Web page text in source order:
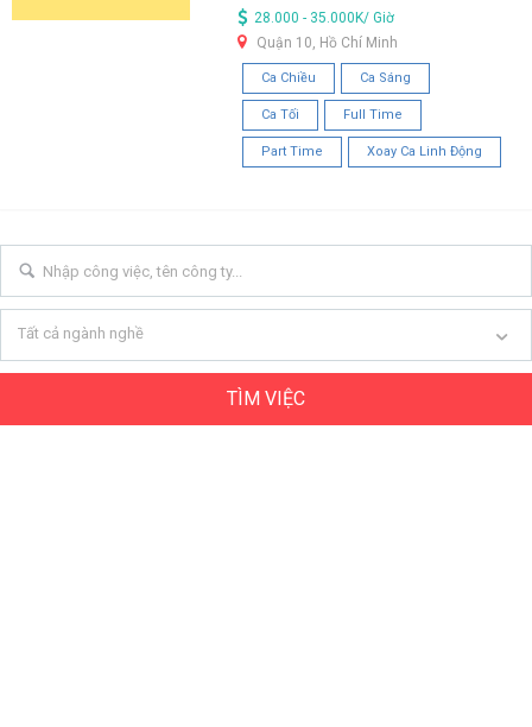
28.000 - 35.000K/ Giờ
Quận 10, Hồ Chí Minh
Ca Chiều Ca Sáng
Ca Tối Full Time
Part Time Xoay Ca Linh Động
Tất cả ngành nghề